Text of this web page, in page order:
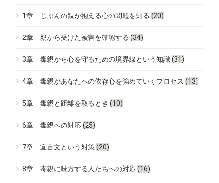
1章 じぶんの親が抱える心の問題を知る(20)
2章 親から受けた被害を確認する(34)
3章 毒親から心を守るための境界線という知識(31)
4章 毒親があなたへの依存心を強めていくプロセス(13)
5章 毒親と距離を取るとき(10)
6章 毒親への対応(25)
7章 宣言文という対策(20)
8章 毒親に味方する人たちへの対応(16)